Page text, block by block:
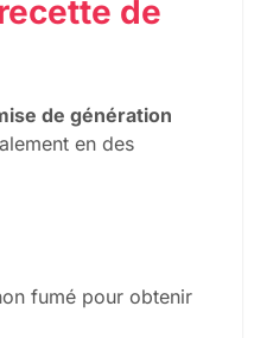
de
de génération
en des
fumé pour obtenir